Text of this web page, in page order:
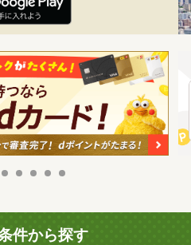
件から探す